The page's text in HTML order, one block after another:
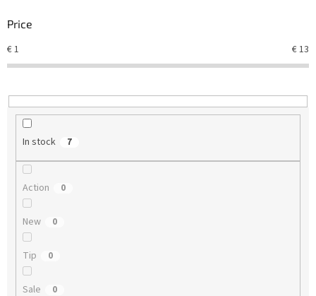
r
i
n
Price
€1 €13
In stock 7
Action 0
New 0
Tip 0
Sale 0